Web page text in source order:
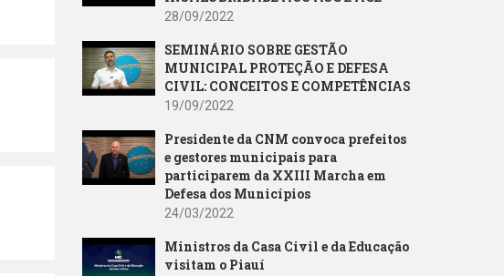
28/09/2022
SEMINÁRIO SOBRE GESTÃO
MUNICIPAL PROTEÇÃO E DEFESA
CIVIL: CONCEITOS E COMPETÊNCIAS
19/09/2022
Presidente da CNM convoca prefeitos
e gestores municipais para
participarem da XXIII Marcha em
Defesa dos Municípios
24/03/2022
Ministros da Casa Civil e da Educação
visitam o Piauí